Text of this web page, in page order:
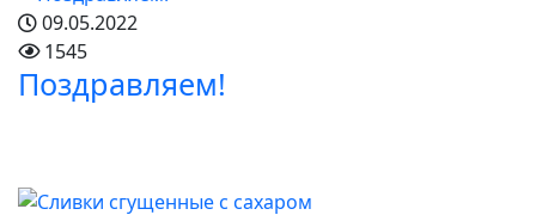
09.05.2022
1545
Поздравляем!